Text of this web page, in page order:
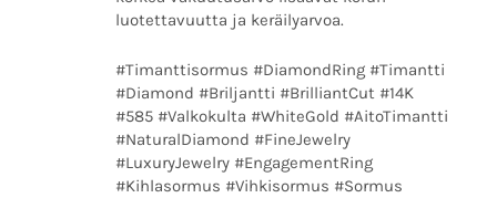
luotettavuutta ja keräilyarvoa.
#Timanttisormus #DiamondRing #Timantti
#Diamond #Briljantti #BrilliantCut #14K
#585 #Valkokulta #WhiteGold #AitoTimantti
#NaturalDiamond #FineJewelry
#LuxuryJewelry #EngagementRing
#Kihlasormus #Vihkisormus #Sormus